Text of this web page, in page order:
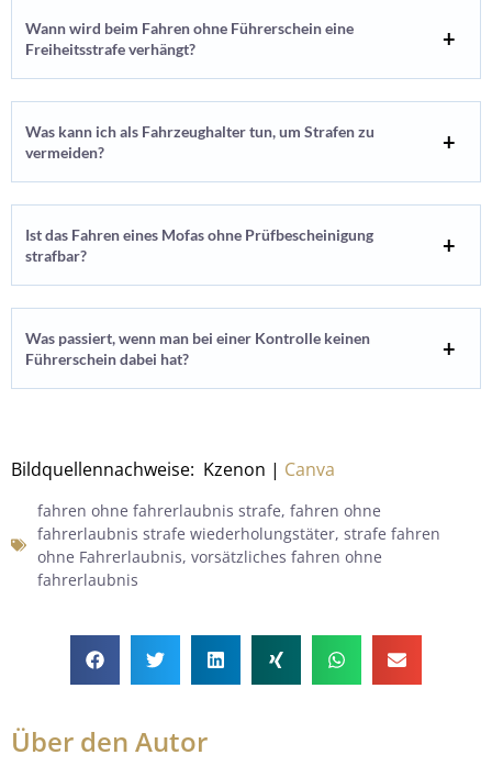
Wann wird beim Fahren ohne Führerschein eine
Freiheitsstrafe verhängt?
Was kann ich als Fahrzeughalter tun, um Strafen zu
vermeiden?
Ist das Fahren eines Mofas ohne Prüfbescheinigung
strafbar?
Was passiert, wenn man bei einer Kontrolle keinen
Führerschein dabei hat?
Bildquellennachweise: Kzenon | Canva
fahren ohne fahrerlaubnis strafe, fahren ohne
fahrerlaubnis strafe wiederholungstäter, strafe fahren
ohne Fahrerlaubnis, vorsätzliches fahren ohne
fahrerlaubnis
Über den Autor